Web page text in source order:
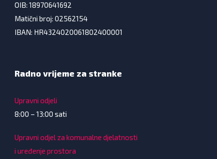
OIB: 18970641692
Matični broj: 02562154
IBAN: HR4324020061802400001
Radno vrijeme za stranke
Upravni odjeli
8:00 – 13:00 sati
Upravni odjel za komunalne djelatnosti
i uređenje prostora